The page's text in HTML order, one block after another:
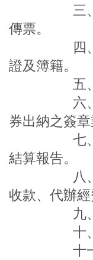
三、擬辦
傳票。
四、管理
證及簿籍。
五、辦
六、辦理
券出納之簽章
七、編製
結算報告。
八、清理
收款、代辦經
九、結
十、其
十一、